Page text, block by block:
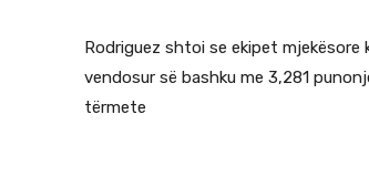
Rodriguez shtoi se ekipet
vendosur së bashku me 3,281
tërmete